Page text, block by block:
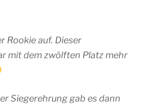
Rookie auf. Dieser
mit dem zwölften Platz mehr
Siegerehrung gab es dann